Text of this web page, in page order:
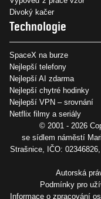
Divoký kačer
Technologie
SpaceX na burze
Nejlepší telefony
Nejlepší AI zdarma
Nejlepší chytré hodinky
Nejlepší VPN – srovnání
Netflix filmy a seriály
© 2001 - 2026
se sídlem náměstí
Strašnice, IČO:
Autorská
Podmínky pro
Informace o zpracování